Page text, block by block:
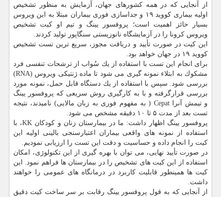
از آنجایی كه در همه كشورهای جهان، آزمایش به منظور تشخیص
اولیه بیماری كووید ۱۹ و جداسازی فوری بیماران مبتلا به این ویروس
بسیار حائز اهمیت است؛ پروفسور یینگ و تیم او كیت تشخیص
ویروس كرونا را در آزمایشگاه نانوزیستی سنگاپور تولید كردند.
این كیت در صورت تأیید و دریافت مجوز، سریع ترین تست تشخیص
كووید ۱۹ در جهان خواهد بود.
برای انجام این تست با استفاده از یك سُواب از ترشحات تنفسی فرد
مشكوك به ابتلاء نمونه گیری می شود تا ماده ژنتیكی ویروس (RNA)
بررسی شود. سپس با استفاده از یك دستگاه قابل حمل، نمونه مورد
بررسی قرارگرفته و با به كارگیری روش سریعی كه پروفسور یینگ
و تیمش آنرا Cepat ( به مفهوم فوری به زبان مالایی) نامیدند، نتیجه
تست بعد از مدت ۵ تا ۱۰ دقیقه مشخص می شود.
پروفسور یینگ اظهار داشت: ما در بیمارستان زنان و كودكان KK، با
استفاده از نمونه های واقعی بیماران اعتبارسنجی بالینی اولیه این
كیت را انجام داده و حساسیت و دقت این تست را ارزیابی نمودیم.
در صورت تأیید نهایی، می توان با بهره گیری از این تكنولوژی، امكان
استفاده از این كیت های تشخیص را در بیمارستان ها فراهم نمود. این
كیت ها همینطور قابلیت كاربرد در درمانگاه های عمومی را خواهند
داشت.
از آنجایی كه به قول پروفسور یینگ رقابت بر سر ساخت كیت دقیق